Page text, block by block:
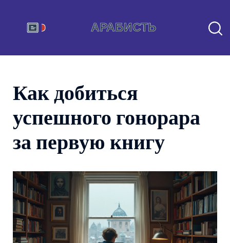
Как добиться
успешного гонорара
за первую книгу